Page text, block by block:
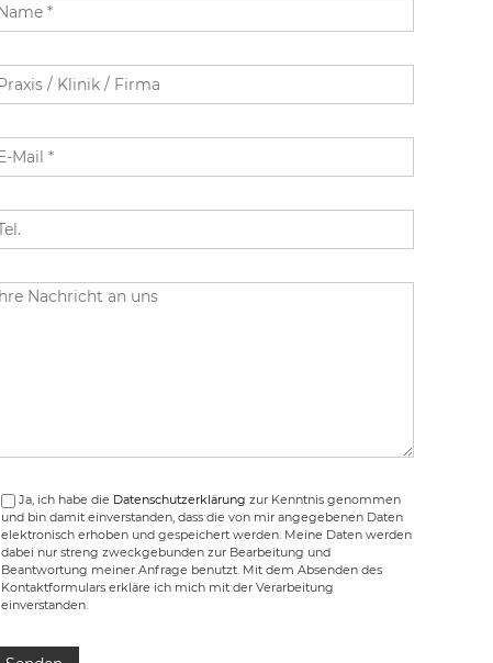
Ja, ich habe die Datenschutzerklärung zur Kenntnis genommen
und bin damit einverstanden, dass die von mir angegebenen Daten
elektronisch erhoben und gespeichert werden. Meine Daten werden
dabei nur streng zweckgebunden zur Bearbeitung und
Beantwortung meiner Anfrage benutzt. Mit dem Absenden des
Kontaktformulars erkläre ich mich mit der Verarbeitung
einverstanden.